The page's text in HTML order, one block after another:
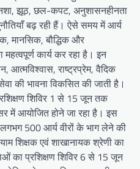
झूठ, छल-कपट, अनुशासनहीनता
बढ़ रही हैं। ऐसे समय में आर्य
मानसिक, बौद्धिक और
कार्य कर रहा है। इन
आत्मविश्वास, राष्ट्रप्रेम, वैदिक
की भावना विकसित की जाती है।
शिविर 1 से 15 जून तक
में आयोजित होने जा रहा है। इस
500 आर्य वीरों के भाग लेने की
शिक्षक एवं शाखानायक श्रेणी का
का प्रशिक्षण शिविर 6 से 15 जून